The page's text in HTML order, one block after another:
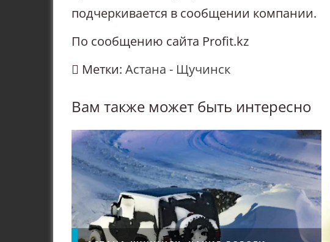
подчеркивается в сообщении компании.
По сообщению сайта Profit.kz
Метки: Астана - Щучинск
Вам также может быть интересно